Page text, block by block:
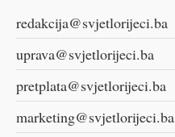
redakcija@svjetlorijeci.ba
uprava@svjetlorijeci.ba
pretplata@svjetlorijeci.ba
marketing@svjetlorijeci.ba